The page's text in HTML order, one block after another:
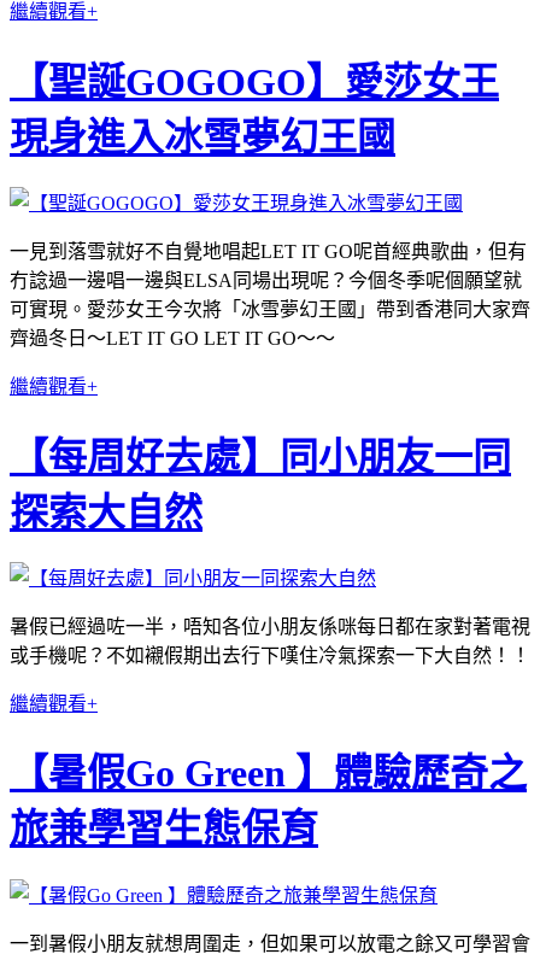
繼續觀看+
【聖誕GOGOGO】愛莎女王
現身進入冰雪夢幻王國
一見到落雪就好不自覺地唱起LET IT GO呢首經典歌曲，但有
冇諗過一邊唱一邊與ELSA同場出現呢？今個冬季呢個願望就
可實現。愛莎女王今次將「冰雪夢幻王國」帶到香港同大家齊
齊過冬日～LET IT GO LET IT GO～～
繼續觀看+
【每周好去處】同小朋友一同
探索大自然
暑假已經過咗一半，唔知各位小朋友係咪每日都在家對著電視
或手機呢？不如襯假期出去行下嘆住冷氣探索一下大自然！！
繼續觀看+
【暑假Go Green 】體驗歷奇之
旅兼學習生態保育
一到暑假小朋友就想周圍走，但如果可以放電之餘又可學習會